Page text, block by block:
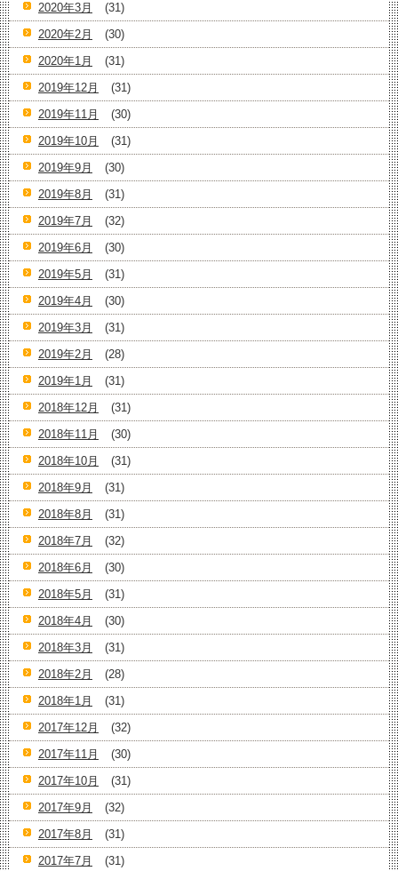
2020年3月
(31)
2020年2月
(30)
2020年1月
(31)
2019年12月
(31)
2019年11月
(30)
2019年10月
(31)
2019年9月
(30)
2019年8月
(31)
2019年7月
(32)
2019年6月
(30)
2019年5月
(31)
2019年4月
(30)
2019年3月
(31)
2019年2月
(28)
2019年1月
(31)
2018年12月
(31)
2018年11月
(30)
2018年10月
(31)
2018年9月
(31)
2018年8月
(31)
2018年7月
(32)
2018年6月
(30)
2018年5月
(31)
2018年4月
(30)
2018年3月
(31)
2018年2月
(28)
2018年1月
(31)
2017年12月
(32)
2017年11月
(30)
2017年10月
(31)
2017年9月
(32)
2017年8月
(31)
2017年7月
(31)